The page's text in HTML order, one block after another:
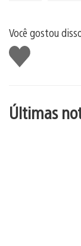
Você gostou
Curtir
Últimas